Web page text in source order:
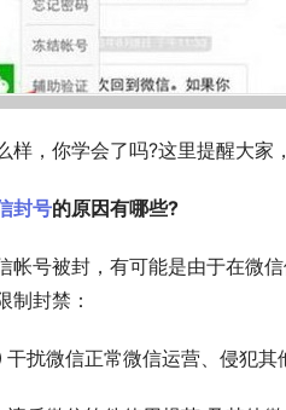
样，你学会了吗?这里提醒大家
封号的原因有哪些?
帐号被封，有可能是由于在微
制封禁：
扰微信正常微信运营、侵犯其